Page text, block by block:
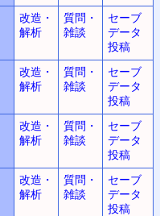
改造・
解析
質問・
雑談
セーブ
データ
投稿
改造・
解析
質問・
雑談
セーブ
データ
投稿
改造・
解析
質問・
雑談
セーブ
データ
投稿
改造・
解析
質問・
雑談
セーブ
データ
投稿